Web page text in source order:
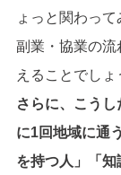
ょっと関わっ
副業・協業の流
えることでしょ
さらに、こう
に1回地域に通
を持つ人」「知